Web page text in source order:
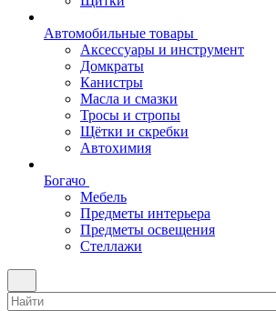
Автомобильные товары
Аксессуары и инструмент
Домкраты
Канистры
Масла и смазки
Тросы и стропы
Щётки и скребки
Автохимия
Богачо
Мебель
Предметы интерьера
Предметы освещения
Стеллажи